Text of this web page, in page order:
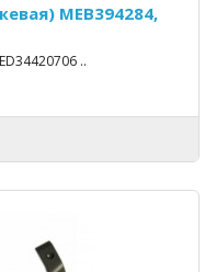
МЕВ394284,
..